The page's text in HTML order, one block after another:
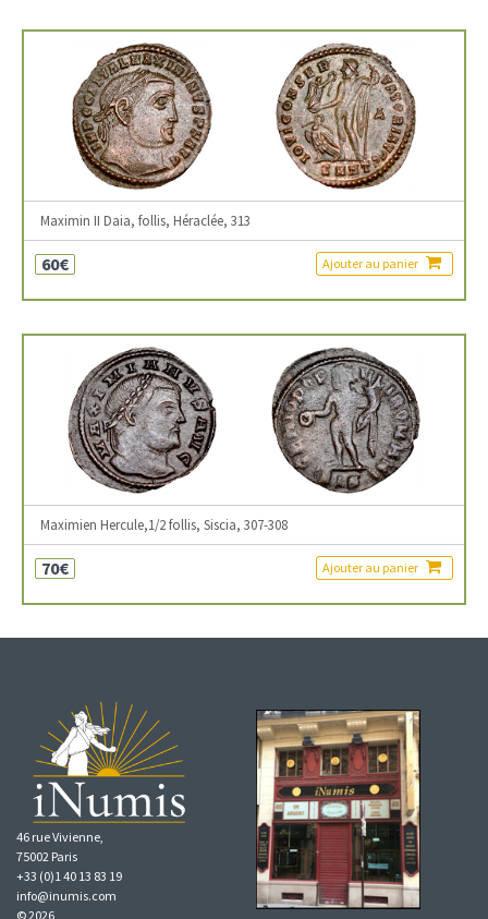
Maximin II Daia, follis, Héraclée, 313
60€ Ajouter au panier
Maximien Hercule,1/2 follis, Siscia, 307-308
70€ Ajouter au panier
46 rue Vivienne,
75002 Paris
+33 (0)1 40 13 83 19
info@inumis.com
© 2026